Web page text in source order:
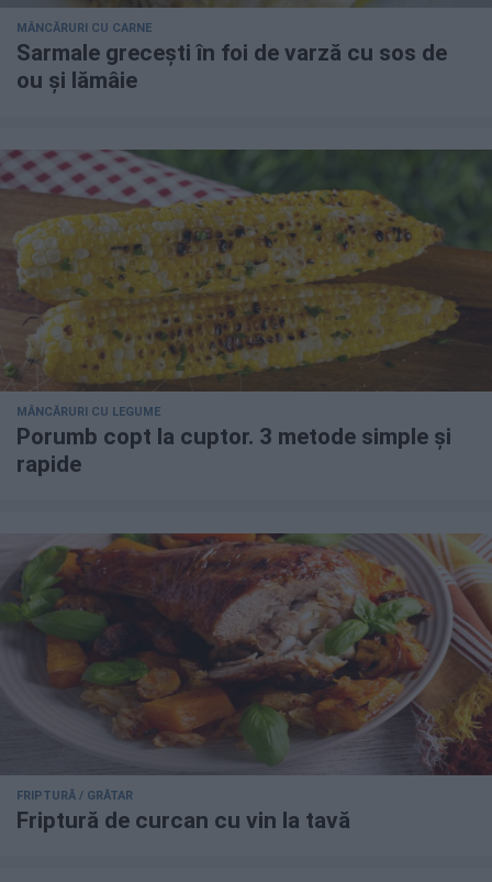
MÂNCĂRURI CU CARNE
Sarmale grecești în foi de varză cu sos de
ou și lămâie
MÂNCĂRURI CU LEGUME
Porumb copt la cuptor. 3 metode simple și
rapide
FRIPTURĂ / GRĂTAR
Friptură de curcan cu vin la tavă